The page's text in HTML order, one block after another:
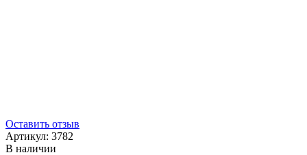
Оставить отзыв
Артикул: 3782
В наличии